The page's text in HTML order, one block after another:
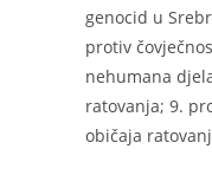
genocid u
protiv
nehumana
ratovanja; 9.
običaja